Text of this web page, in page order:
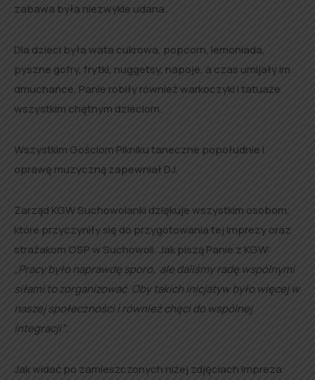
zabawa była niezwykle udana.
Dla dzieci była wata cukrowa, popcorn, lemoniada,
pyszne gofry, frytki, nuggetsy, napoje, a czas umijały im
dmuchańce, Panie robiły również warkoczyki i tatuaże
wszystkim chętnym dzieciom.
Wszystkim Gościom Pikniku taneczne popołudnie i
oprawę muzyczną zapewniał DJ.
Zarząd KGW Suchowolanki dziękuje wszystkim osobom,
które przyczyniły się do przygotowania tej imprezy oraz
strażakom OSP w Suchowoli. Jak piszą Panie z KGW:
„Pracy było naprawdę sporo, ale daliśmy radę wspólnymi
siłami to zorganizować. Oby takich inicjatyw było więcej w
naszej społeczności i również chęci do wspólnej
integracji”.
Jak widać po zamieszczonych niżej zdjęciach impreza